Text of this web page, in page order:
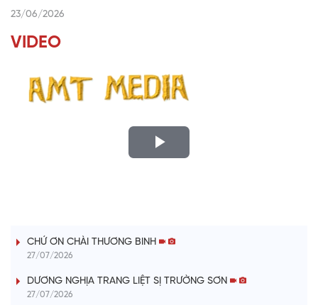
23/06/2026
VIDEO
P
V
CHỨ ƠN CHÀI THƯƠNG BINH
27/07/2026
DƯƠNG NGHỊA TRANG LIỆT SỊ TRƯỜNG SƠN
27/07/2026